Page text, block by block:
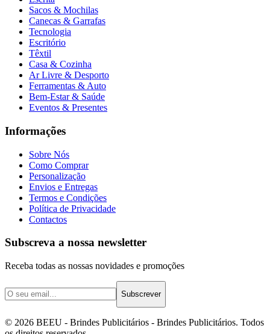
Sacos & Mochilas
Canecas & Garrafas
Tecnologia
Escritório
Têxtil
Casa & Cozinha
Ar Livre & Desporto
Ferramentas & Auto
Bem-Estar & Saúde
Eventos & Presentes
Informações
Sobre Nós
Como Comprar
Personalização
Envios e Entregas
Termos e Condições
Política de Privacidade
Contactos
Subscreva a nossa newsletter
Receba todas as nossas novidades e promoções
Subscrever
© 2026 BEEU - Brindes Publicitários - Brindes Publicitários. Todos